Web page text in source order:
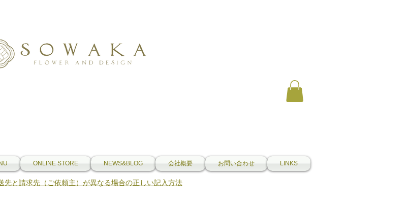
ONLINE STORE NEWS&BLOG 会社概要 お問い合わせ LINKS
先と請求先（ご依頼主）が異なる場合の正しい記入方法